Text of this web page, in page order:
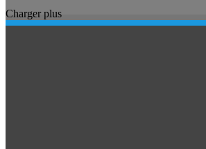
Charger plus